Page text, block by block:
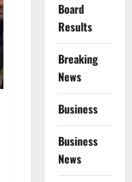
Board
Results
Breaking
News
Business
Business
News